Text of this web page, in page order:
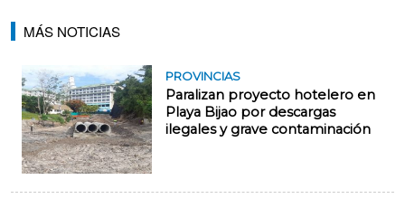
MÁS NOTICIAS
PROVINCIAS
Paralizan proyecto hotelero en
Playa Bijao por descargas
ilegales y grave contaminación